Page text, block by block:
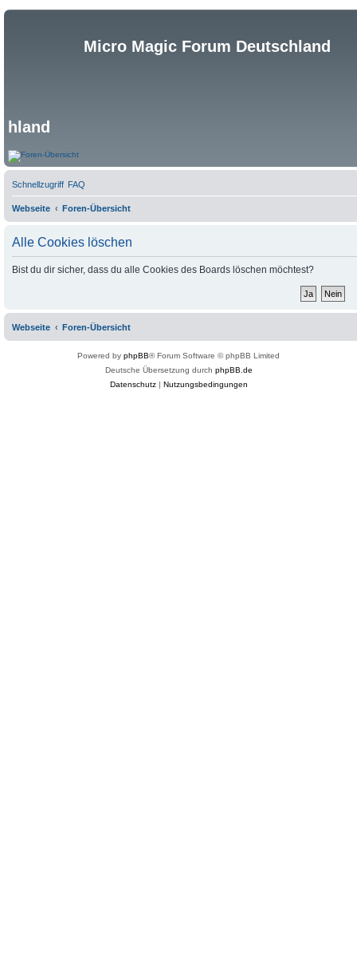
Micro Magic Forum Deutschland
hland
Schnellzugriff FAQ
Webseite Foren-Übersicht
Alle Cookies löschen
Bist du dir sicher, dass du alle Cookies des Boards löschen möchtest?
Webseite Foren-Übersicht
Powered by phpBB® Forum Software © phpBB Limited
Deutsche Übersetzung durch phpBB.de
Datenschutz| Nutzungsbedingungen